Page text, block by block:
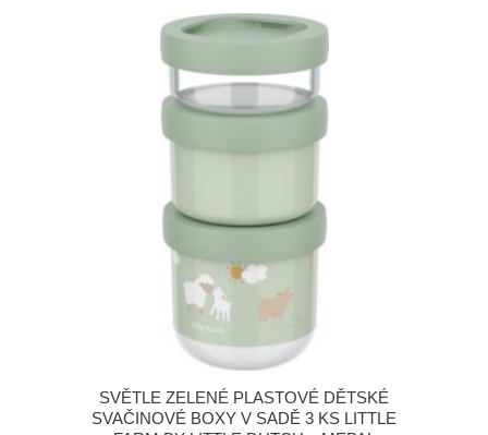
SVĚTLE ZELENÉ PLASTOVÉ DĚTSKÉ
SVAČINOVÉ BOXY V SADĚ 3 KS LITTLE